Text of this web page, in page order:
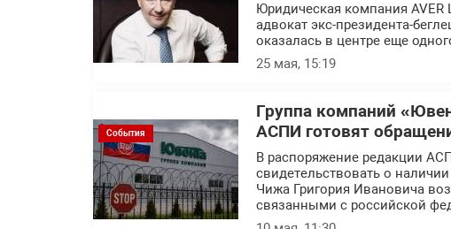
Юридическая компания AVER
адвокат экс-президента-
оказалась в центре еще
25 мая, 15:19
События
Группа компаний
АСПИ готовят
В распоряжение редакции
свидетельствовать о
Чижа Григория Ивановича
связанными с российской